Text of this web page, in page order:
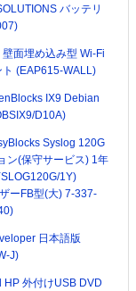
バッテリ
面埋め込み型 Wi-Fi
(EAP615-WALL)
IX9 Debian
D10A)
Syslog 120G
ン(保守サービス) 1年
1Y)
ーFB型(大) 7-337-
日本語版
J)
HP 外付けUSB DVD